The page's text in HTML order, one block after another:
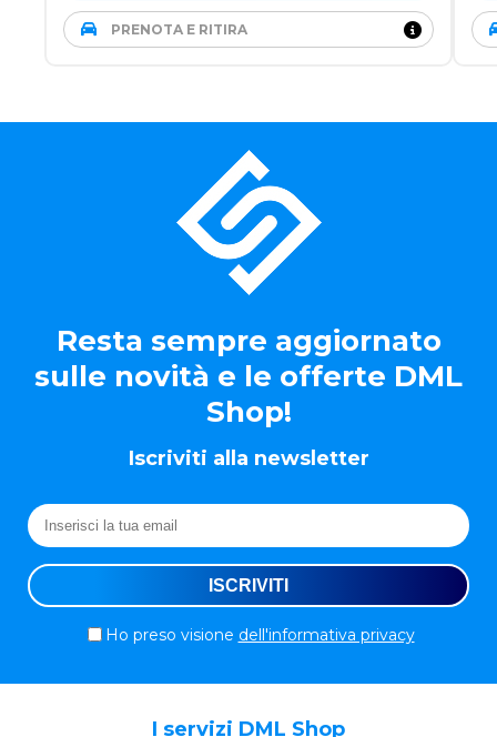
PRENOTA E RITIRA
Resta sempre aggiornato
sulle novità e le offerte DML
Shop!
Iscriviti alla newsletter
Ho preso visione dell'informativa privacy
I servizi DML Shop